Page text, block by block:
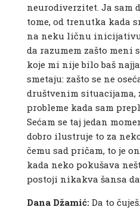
neurodiverzitet. Ja sam
tome, od trenutka kada
na neku ličnu
da razumem zašto meni
koje mi nije bilo baš
smetaju: zašto se ne
društvenim situacijama,
probleme kada sam
Sećam se taj jedan
dobro ilustruje to za
čemu sad pričam, to je
kada neko pokušava
postoji nikakva šansa
Dana Džamić:Da to čuješ.